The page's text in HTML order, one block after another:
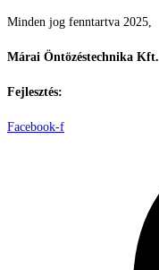
Minden jog fenntartva 2025,
Márai Öntözéstechnika Kft.
Fejlesztés:
Facebook-f